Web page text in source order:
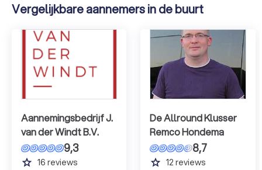
Vergelijkbare aannemers in de buurt
Aannemingsbedrijf J.
van der Windt B.V.
9,3
grade 16 reviews
De Allround Klusser
Remco Hondema
8,7
grade 12 reviews